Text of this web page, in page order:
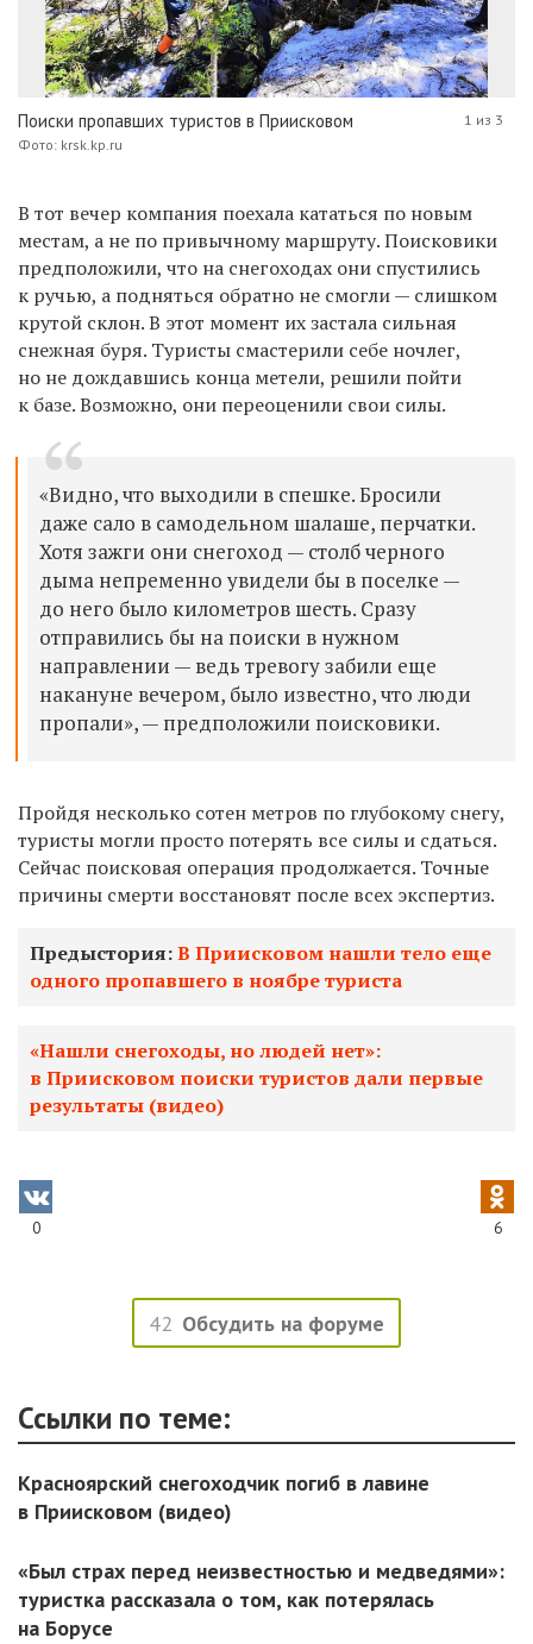
Поиски пропавших туристов в Приисковом
Фото: krsk.kp.ru
1 из 3
В тот вечер компания поехала кататься по новым
местам, а не по привычному маршруту. Поисковики
предположили, что на снегоходах они спустились
к ручью, а подняться обратно не смогли — слишком
крутой склон. В этот момент их застала сильная
снежная буря. Туристы смастерили себе ночлег,
но не дождавшись конца метели, решили пойти
к базе. Возможно, они переоценили свои силы.
«Видно, что выходили в спешке. Бросили
даже сало в самодельном шалаше, перчатки.
Хотя зажги они снегоход — столб черного
дыма непременно увидели бы в поселке —
до него было километров шесть. Сразу
отправились бы на поиски в нужном
направлении — ведь тревогу забили еще
накануне вечером, было известно, что люди
пропали», — предположили поисковики.
Пройдя несколько сотен метров по глубокому снегу,
туристы могли просто потерять все силы и сдаться.
Сейчас поисковая операция продолжается. Точные
причины смерти восстановят после всех экспертиз.
Предыстория:В Приисковом нашли тело еще
одного пропавшего в ноябре туриста
«Нашли снегоходы, но людей нет»:
в Приисковом поиски туристов дали первые
результаты (видео)
0 6
42 Обсудить на форуме
Ссылки по теме:
Красноярский снегоходчик погиб в лавине
в Приисковом (видео)
«Был страх перед неизвестностью и медведями»:
туристка рассказала о том, как потерялась
на Борусе